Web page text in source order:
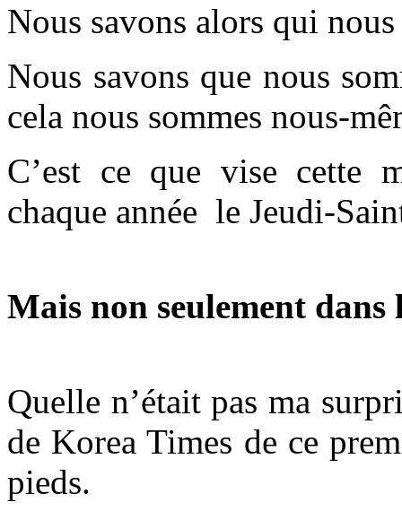
Nous savons alors qui nous
Nous savons que nous
cela nous sommes nous-
C’est ce que vise cette
chaque année le Jeudi-
Mais non seulement dans
Quelle n’était pas ma
de Korea Times de ce
pieds.